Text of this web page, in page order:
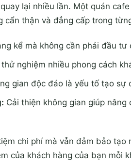
lại nhiều lần. Một quán
cẩn thận và đẳng cấp trong
kể mà không cần phải đầu tư
nghiệm nhiều phong cách
gian độc đáo là yếu tố tạo sự
Cải thiện không gian giúp
chi phí mà vẫn đảm bảo
của khách hàng của bạn mỗi